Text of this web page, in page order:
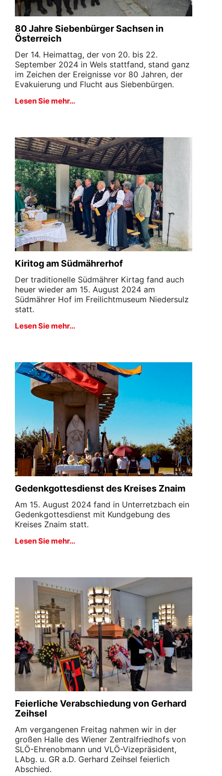
80 Jahre Siebenbürger Sachsen in
Österreich
Der 14. Heimattag, der von 20. bis 22.
September 2024 in Wels stattfand, stand ganz
im Zeichen der Ereignisse vor 80 Jahren, der
Evakuierung und Flucht aus Siebenbürgen.
Lesen Sie mehr…
Kiritog am Südmährerhof
Der traditionelle Südmährer Kirtag fand auch
heuer wieder am 15. August 2024 am
Südmährer Hof im Freilichtmuseum Niedersulz
statt.
Lesen Sie mehr…
Gedenkgottesdienst des Kreises Znaim
Am 15. August 2024 fand in Unterretzbach ein
Gedenkgottesdienst mit Kundgebung des
Kreises Znaim statt.
Lesen Sie mehr…
Feierliche Verabschiedung von Gerhard
Zeihsel
Am vergangenen Freitag nahmen wir in der
großen Halle des Wiener Zentralfriedhofs von
SLÖ-Ehrenobmann und VLÖ-Vizepräsident,
LAbg. u. GR a.D. Gerhard Zeihsel feierlich
Abschied.